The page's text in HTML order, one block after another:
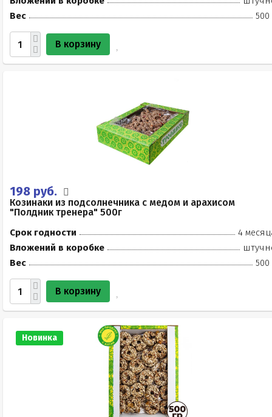
Вес
500
В корзину
198 руб.
Козинаки из подсолнечника с медом и арахисом
"Полдник тренера" 500г
Срок годности
4
Вложений в коробке
Вес
500
В корзину
Новинка